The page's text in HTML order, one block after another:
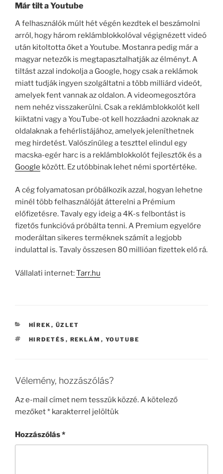
Már tilt a Youtube
A felhasználók múlt hét végén kezdtek el beszámolni
arról, hogy három reklámblokkolóval végignézett videó
után kitoltotta őket a Youtube. Mostanra pedig már a
magyar netezők is megtapasztalhatják az élményt. A
tiltást azzal indokolja a Google, hogy csak a reklámok
miatt tudják ingyen szolgáltatni a több milliárd videót,
amelyek fent vannak az oldalon. A videomegosztóra
nem nehéz visszakerülni. Csak a reklámblokkolót kell
kiiktatni vagy a YouTube-ot kell hozzáadni azoknak az
oldalaknak a fehérlistájához, amelyek jeleníthetnek
meg hirdetést. Valószínűleg a teszttel elindul egy
macska-egér harc is a reklámblokkolót fejlesztők és a
Google között. Ez utóbbinak lehet némi sportértéke.
A cég folyamatosan próbálkozik azzal, hogyan lehetne
minél több felhasználóját átterelni a Prémium
előfizetésre. Tavaly egy ideig a 4K-s felbontást is
fizetős funkcióvá próbálta tenni. A Premium egyelőre
moderáltan sikeres terméknek számít a legjobb
indulattal is. Tavaly összesen 80 millióan fizettek elő rá.
Vállalati internet:Tarr.hu
KATEGÓRIÁK
HÍREK , ÜZLET
CÍMKÉK
HIRDETÉS , REKLÁM , YOUTUBE
Vélemény, hozzászólás?
Az e-mail címet nem tesszük közzé.A kötelező
mezőket* karakterrel jelöltük
Hozzászólás*